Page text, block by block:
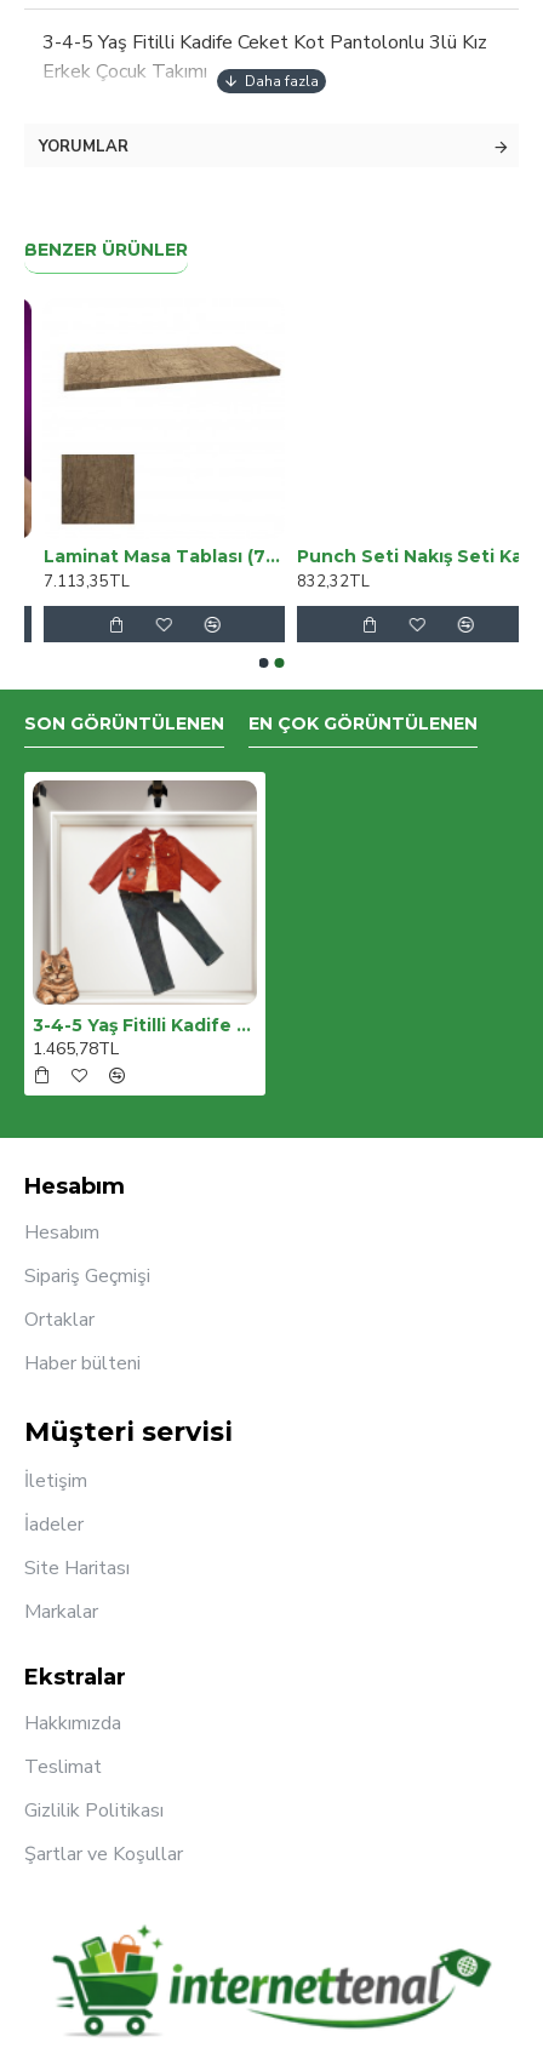
3-4-5 Yaş Fitilli Kadife Ceket Kot Pantolonlu 3lü Kız
Erkek Çocuk Takımı
YORUMLAR
BENZER ÜRÜNLER
Laminat Masa Tablası (70X120) - Rustic Dark Oak
7.113,35TL
Punch Seti Nakış Seti Kasnaklı Kendin Yap Seti Seri 129
832,32TL
SON GÖRÜNTÜLENEN EN ÇOK GÖRÜNTÜLENEN
3-4-5 Yaş Fitilli Kadife Ceket Kot Pantolonlu 3lü Kız Erkek Çocuk Takımı
1.465,78TL
Hesabım
Hesabım
Sipariş Geçmişi
Ortaklar
Haber bülteni
Müşteri servisi
İletişim
İadeler
Site Haritası
Markalar
Ekstralar
Hakkımızda
Teslimat
Gizlilik Politikası
Şartlar ve Koşullar